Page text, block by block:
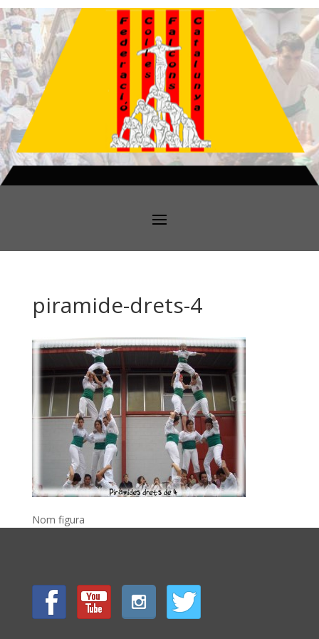
piramide-drets-4
Nom figura